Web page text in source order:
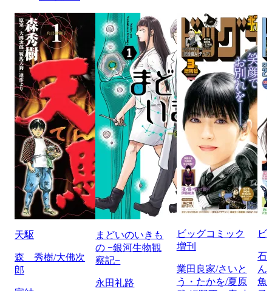
天駆
森 秀樹/大佛次
郎
まどいのいきも
の −銀河生物観
察記−
永田礼路
ビッグコミック
増刊
業田良家/さいと
う・たかを/夏原
ビ
石
ん
魚